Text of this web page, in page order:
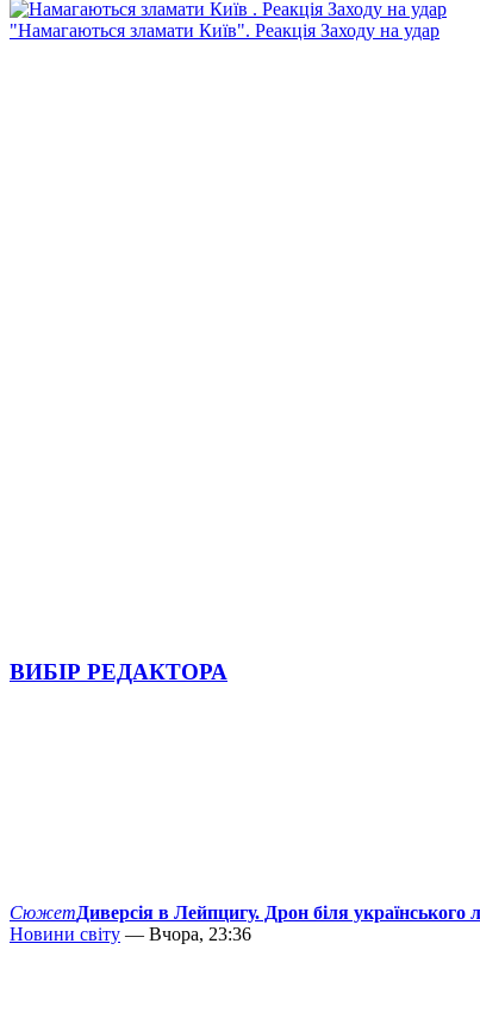
"Намагаються зламати Київ". Реакція Заходу на удар
ВИБІР РЕДАКТОРА
СюжетДиверсія в Лейпцигу. Дрон біля українського
Новини світу — Вчора, 23:36